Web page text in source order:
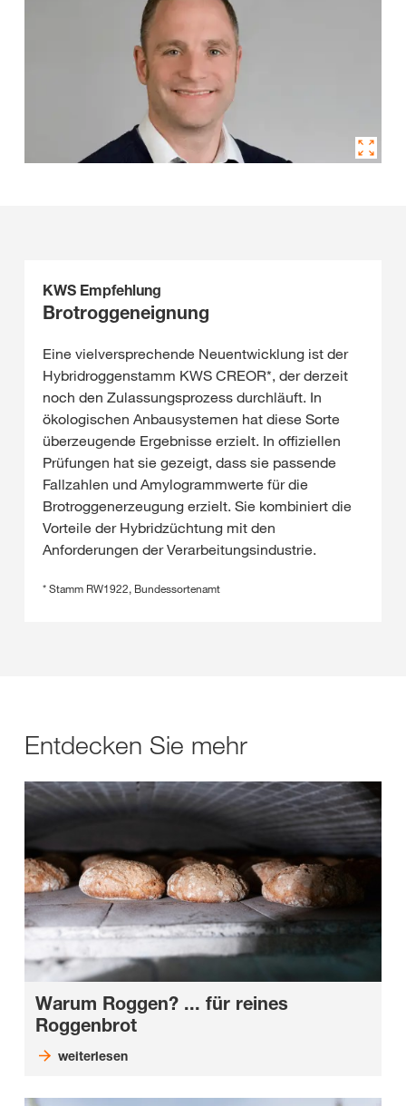
KWS Empfehlung
Brotroggeneignung
Eine vielversprechende Neuentwicklung ist der
Hybridroggenstamm KWS CREOR*, der derzeit
noch den Zulassungsprozess durchläuft. In
ökologischen Anbausystemen hat diese Sorte
überzeugende Ergebnisse erzielt. In offiziellen
Prüfungen hat sie gezeigt, dass sie passende
Fallzahlen und Amylogrammwerte für die
Brotroggenerzeugung erzielt. Sie kombiniert die
Vorteile der Hybridzüchtung mit den
Anforderungen der Verarbeitungsindustrie.
* Stamm RW1922, Bundessortenamt
Entdecken Sie mehr
Warum Roggen? ... für reines
Roggenbrot
weiterlesen